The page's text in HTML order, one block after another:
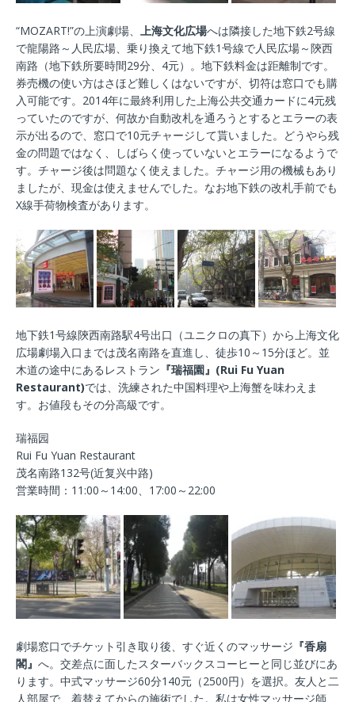
“MOZART!”の上演劇場、 上海文化広場へは隣接した地下鉄2号線
で龍陽路～人民広場、乗り換えて地下鉄1号線で人民広場～陝西
南路（地下鉄所要時間29分、4元）。地下鉄料金は距離制です。
券売機の使い方はさほど難しくはないですが、切符は窓口でも購
入可能です。2014年に最終利用した上海公共交通カードに4元残
っていたのですが、何故か自動改札を通ろうとするとエラーの表
示が出るので、窓口で10元チャージして貰いました。どうやら残
金の問題ではなく、しばらく使っていないとエラーになるようで
す。チャージ後は問題なく使えました。チャージ用の機械もあり
ましたが、現金は使えませんでした。なお地下鉄の改札手前でも
X線手荷物検査があります。
地下鉄1号線陝西南路駅4号出口（ユニクロの真下）から上海文化
広場劇場入口までは茂名南路を直進し、徒歩10～15分ほど。並
木道の途中にあるレストラン 『瑞福園』(Rui Fu Yuan
Restaurant)では、洗練された中国料理や上海蟹を味わえま
す。お値段もその分高級です。
瑞福园
Rui Fu Yuan Restaurant
茂名南路132号(近复兴中路)
営業時間：11:00～14:00、17:00～22:00
劇場窓口でチケット引き取り後、すぐ近くのマッサージ 『香扇
閣』 へ。交差点に面したスターバックスコーヒーと同じ並びにあ
ります。中式マッサージ60分140元（2500円）を選択。友人と二
人部屋で、着替えてからの施術でした。私は女性マッサージ師、